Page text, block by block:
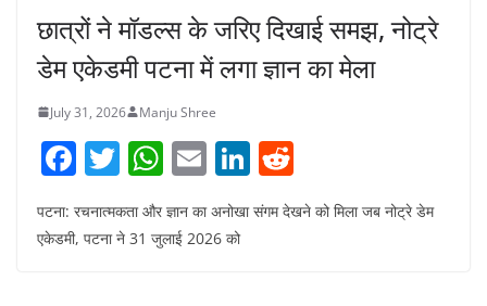
छात्रों ने मॉडल्स के जरिए दिखाई समझ, नोट्रे
डेम एकेडमी पटना में लगा ज्ञान का मेला
July 31, 2026 Manju Shree
F
c
T
itt
W
at
E
m
ai
Li
n
k
e
d
पटना: रचनात्मकता और ज्ञान का अनोखा संगम देखने को मिला जब नोट्रे डेम
एकेडमी, पटना ने 31 जुलाई 2026 को